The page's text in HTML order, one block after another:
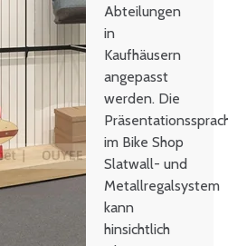
Abteilungen
in
Kaufhäusern
angepasst
werden. Die
im Bike Shop
Slatwall- und
Metallregalsystem
kann
hinsichtlich